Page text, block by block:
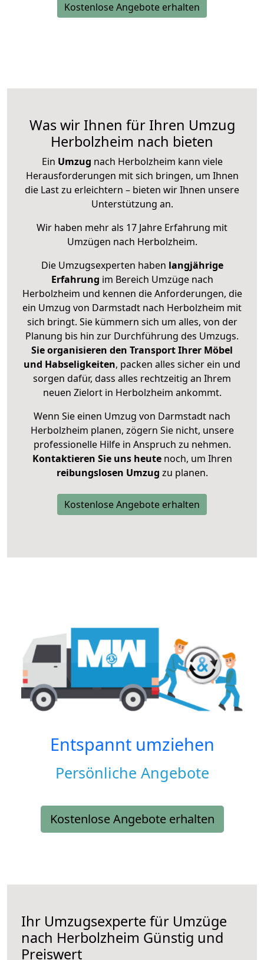
Kostenlose Angebote erhalten
Was wir Ihnen für Ihren Umzug
Herbolzheim nach bieten
Ein Umzug nach Herbolzheim kann viele
Herausforderungen mit sich bringen, um Ihnen
die Last zu erleichtern – bieten wir Ihnen unsere
Unterstützung an.
Wir haben mehr als 17 Jahre Erfahrung mit
Umzügen nach Herbolzheim.
Die Umzugsexperten haben langjährige
Erfahrung im Bereich Umzüge nach
Herbolzheim und kennen die Anforderungen, die
ein Umzug von Darmstadt nach Herbolzheim mit
sich bringt. Sie kümmern sich um alles, von der
Planung bis hin zur Durchführung des Umzugs.
Sie organisieren den Transport Ihrer Möbel
und Habseligkeiten, packen alles sicher ein und
sorgen dafür, dass alles rechtzeitig an Ihrem
neuen Zielort in Herbolzheim ankommt.
Wenn Sie einen Umzug von Darmstadt nach
Herbolzheim planen, zögern Sie nicht, unsere
professionelle Hilfe in Anspruch zu nehmen.
Kontaktieren Sie uns heutenoch, um Ihren
reibungslosen Umzug zu planen.
Kostenlose Angebote erhalten
Entspannt umziehen
Persönliche Angebote
Kostenlose Angebote erhalten
Ihr Umzugsexperte für Umzüge
nach Herbolzheim Günstig und
Preiswert